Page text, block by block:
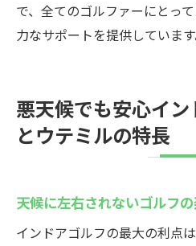
で、全てのゴルファーにとっ
力なサポートを提供しています
悪天候でも安心イ
とウテミルの特長
天候に左右されないゴルフ
インドアゴルフの最大の利点